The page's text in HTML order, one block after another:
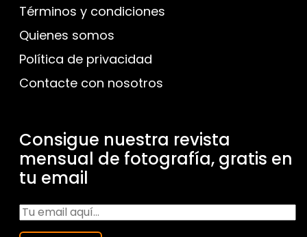
Términos y condiciones
Quienes somos
Política de privacidad
Contacte con nosotros
Consigue nuestra revista
mensual de fotografía, gratis en
tu email